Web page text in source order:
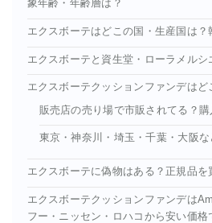
象年齢・年齢層は？
エクスボーテはどこの国・生産国は？
エクスボーテと資生堂・ローラメルシ
エクスボーテクッションファンデはど
販売店の売り場で市販されてる？
東京・神奈川・埼玉・千葉・大阪な
エクスボーテに偽物はある？正規品を
エクスボーテクッションファンデは
フー・ニッセン・ロハコから安い価格